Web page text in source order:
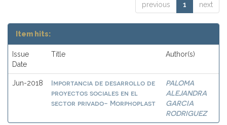
previous 1 next
Item hits:
Issue
Date
Title Author(s)
Jun-2018
Importancia de desarrollo de
proyectos sociales en el
sector privado- Morphoplast
PALOMA
ALEJANDRA
GARCIA
RODRIGUEZ